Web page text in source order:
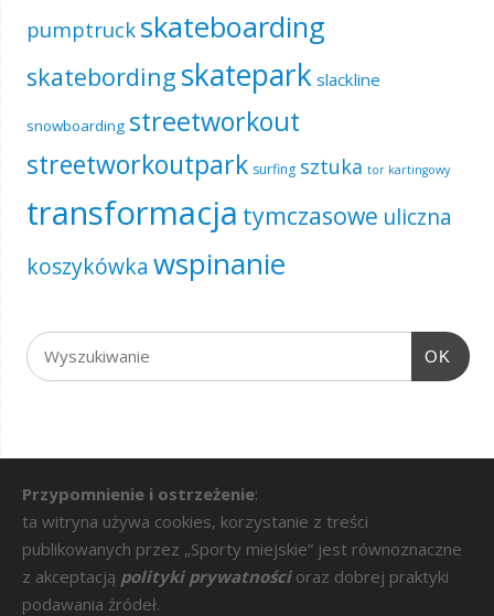
pumptruck skateboarding
skatebording skatepark slackline
snowboarding streetworkout
streetworkoutpark surfing sztuka tor kartingowy
transformacja tymczasowe uliczna
koszykówka wspinanie
OK
Przypomnienie i ostrzeżenie:
ta witryna używa cookies, korzystanie z treści
publikowanych przez „Sporty miejskie” jest równoznaczne
z akceptacją polityki prywatności oraz dobrej praktyki
podawania źródeł.